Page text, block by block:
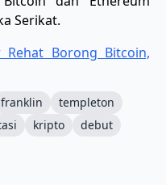
Serikat.
Rehat Borong Bitcoin,
franklin
templeton
kripto
debut